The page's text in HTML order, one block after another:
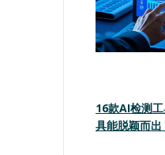
16款AI检测
具能脱颖而出